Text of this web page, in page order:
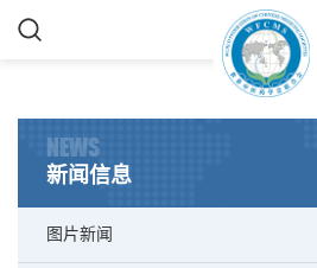
NEWS
新闻信息
图片新闻